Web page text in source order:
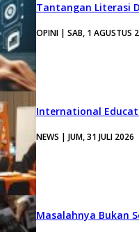
Tantangan Literasi
OPINI | SAB, 1 AGUSTUS
International
NEWS | JUM, 31 JULI 2026
Masalahnya Bukan